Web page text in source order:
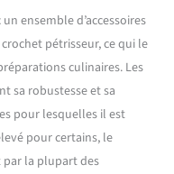
ensemble d’accessoires
pétrisseur, ce qui le
culinaires. Les
sa robustesse et sa
pour lesquelles il est
pour certains, le
la plupart des